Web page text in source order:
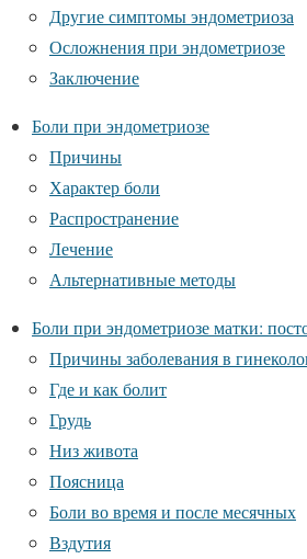
Другие симптомы эндометриоза
Осложнения при эндометриозе
Заключение
Боли при эндометриозе
Причины
Характер боли
Распространение
Лечение
Альтернативные методы
Боли при эндометриозе матки:
Причины заболевания в
Где и как болит
Грудь
Низ живота
Поясница
Боли во время и после месячных
Вздутия